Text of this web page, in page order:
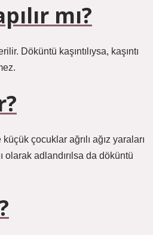
mı?
Döküntü kaşıntılıysa, kaşıntı
çocuklar ağrılı ağız yaraları
adlandırılsa da döküntü